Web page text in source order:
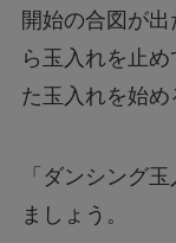
開始の合図が
ら玉入れを止
た玉入れを始め
「ダンシング
ましょう。